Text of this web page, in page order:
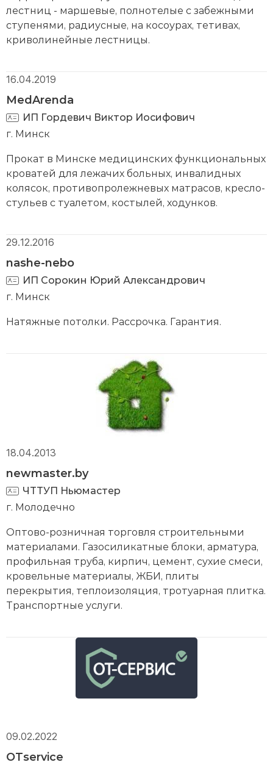
лестниц - маршевые, полнотелые с забежными
ступенями, радиусные, на косоурах, тетивах,
криволинейные лестницы.
16.04.2019
MedArenda
ИП Гордевич Виктор Иосифович
г. Минск
Прокат в Минске медицинских функциональных
кроватей для лежачих больных, инвалидных
колясок, противопролежневых матрасов, кресло-
стульев с туалетом, костылей, ходунков.
29.12.2016
nashe-nebo
ИП Сорокин Юрий Александрович
г. Минск
Натяжные потолки. Рассрочка. Гарантия.
18.04.2013
newmaster.by
ЧТТУП Ньюмастер
г. Молодечно
Оптово-розничная торговля строительными
материалами. Газосиликатные блоки, арматура,
профильная труба, кирпич, цемент, сухие смеси,
кровельные материалы, ЖБИ, плиты
перекрытия, теплоизоляция, тротуарная плитка.
Транспортные услуги.
09.02.2022
OTservice